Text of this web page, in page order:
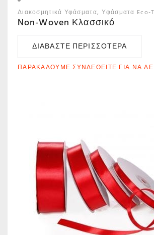
Διακοσμητικά Υφάσματα Υφάσματα Eco-
Non-Woven Κλασσικό
ΔΙΑΒΆΣΤΕ ΠΕΡΙΣΣΌΤΕΡΑ
ΠΑΡΑΚΑΛΟΎΜΕ ΣΥΝΔΕΘΕΊΤΕ ΓΙΑ ΝΑ